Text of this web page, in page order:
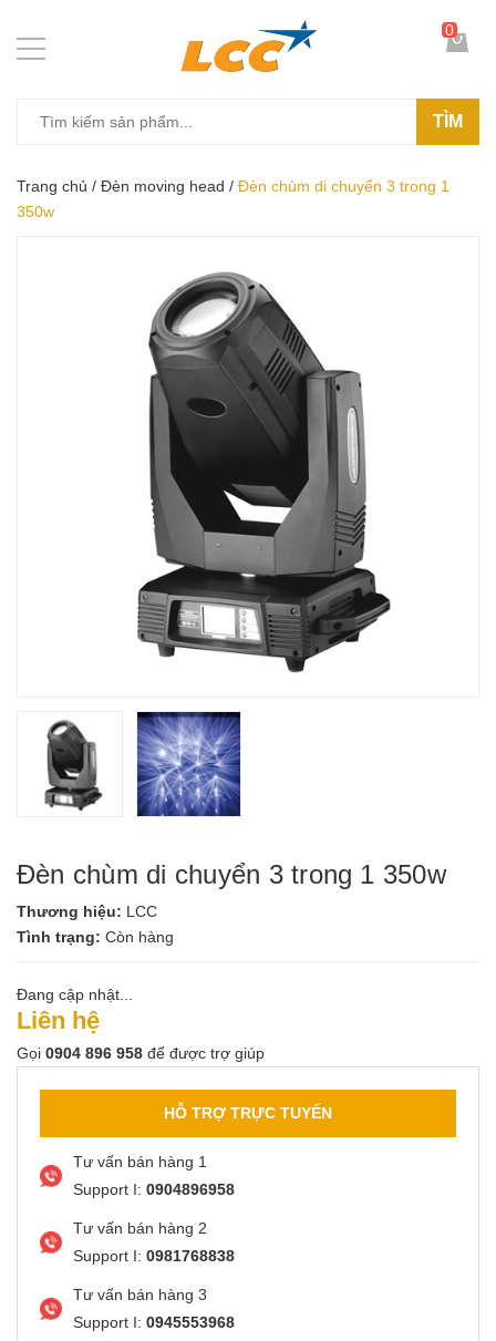
TÌM
0
Trang chủ / Đèn moving head / Đèn chùm di chuyển 3 trong 1
350w
Đèn chùm di chuyển 3 trong 1 350w
Thương hiệu: LCC
Tình trạng: Còn hàng
Đang cập nhật...
Liên hệ
Gọi 0904 896 958 để được trợ giúp
HỖ TRỢ TRỰC TUYẾN
Tư vấn bán hàng 1
Support I: 0904896958
Tư vấn bán hàng 2
Support I: 0981768838
Tư vấn bán hàng 3
Support I: 0945553968